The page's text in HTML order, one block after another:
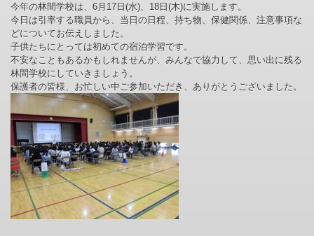
今年の林間学校は、6月17日(水)、18日(木)に実施します。
今日は引率する職員から、当日の日程、持ち物、保健関係、注意事項な
どについてお伝えしました。
子供たちにとっては初めての宿泊学習です。
不安なこともあるかもしれませんが、みんなで協力して、思い出に残る
林間学校にしていきましょう。
保護者の皆様、お忙しい中ご参加いただき、ありがとうございました。